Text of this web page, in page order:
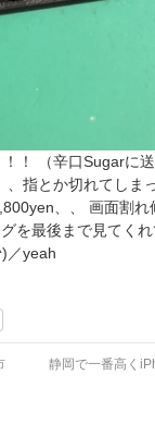
！ （辛口Sugarに
指とか切れてしま
、、 画面割
を最後まで見てく
／yeah
静岡で一番高く